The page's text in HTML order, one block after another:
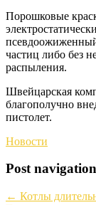
Порошковые
частиц либо без
распыления.
Швейцарская
благополучно
пистолет.
Новости
Post navigation
← Котлы